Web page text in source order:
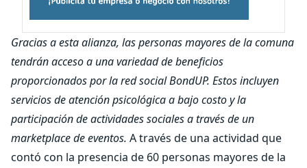
Gracias a esta alianza, las personas mayores de la comuna
tendrán acceso a una variedad de beneficios
proporcionados por la red social BondUP. Estos incluyen
servicios de atención psicológica a bajo costo y la
participación de actividades sociales a través de un
marketplace de eventos. A través de una actividad que
contó con la presencia de 60 personas mayores de la